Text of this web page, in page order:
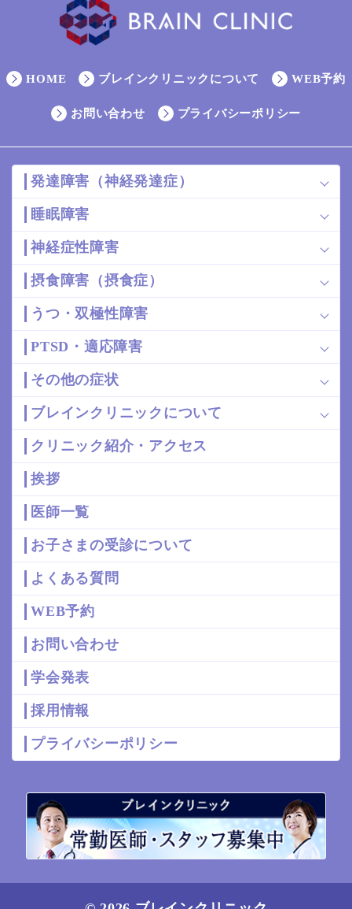
HOME ブレインクリニックについて WEB予約
お問い合わせ プライバシーポリシー
発達障害（神経発達症）
睡眠障害
神経症性障害
摂食障害（摂食症）
うつ・双極性障害
PTSD・適応障害
その他の症状
ブレインクリニックについて
クリニック紹介・アクセス
挨拶
医師一覧
お子さまの受診について
よくある質問
WEB予約
お問い合わせ
学会発表
採用情報
プライバシーポリシー